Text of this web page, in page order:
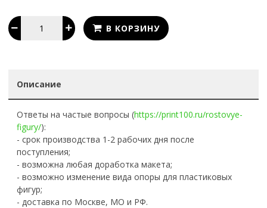
В КОРЗИНУ
Описание
Ответы на частые вопросы (https://print100.ru/rostovye-
figury/):
- срок производства 1-2 рабочих дня после
поступления;
- возможна любая доработка макета;
- возможно изменение вида опоры для пластиковых
фигур;
- доставка по Москве, МО и РФ.